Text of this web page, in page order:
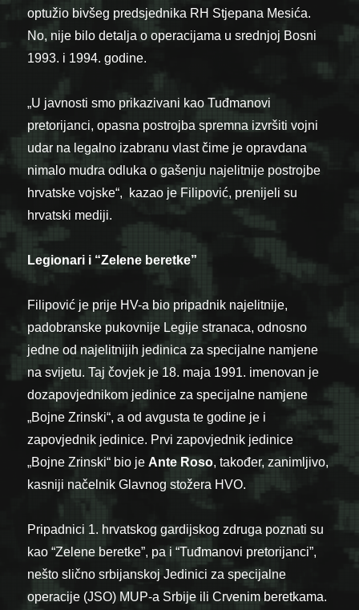
optužio bivšeg predsjednika RH Stjepana Mesića.
No, nije bilo detalja o operacijama u srednjoj Bosni
1993. i 1994. godine.
„U javnosti smo prikazivani kao Tuđmanovi
pretorijanci, opasna postrojba spremna izvršiti vojni
udar na legalno izabranu vlast čime je opravdana
nimalo mudra odluka o gašenju najelitnije postrojbe
hrvatske vojske“, kazao je Filipović, prenijeli su
hrvatski mediji.
Legionari i “Zelene beretke”
Filipović je prije HV-a bio pripadnik najelitnije,
padobranske pukovnije Legije stranaca, odnosno
jedne od najelitnijih jedinica za specijalne namjene
na svijetu. Taj čovjek je 18. maja 1991. imenovan je
dozapovjednikom jedinice za specijalne namjene
„Bojne Zrinski“, a od avgusta te godine je i
zapovjednik jedinice. Prvi zapovjednik jedinice
„Bojne Zrinski“ bio jeAnte Roso, također, zanimljivo,
kasniji načelnik Glavnog stožera HVO.
Pripadnici 1. hrvatskog gardijskog zdruga poznati su
kao “Zelene beretke”, pa i “Tuđmanovi pretorijanci”,
nešto slično srbijanskoj Jedinici za specijalne
operacije (JSO) MUP-a Srbije ili Crvenim beretkama.